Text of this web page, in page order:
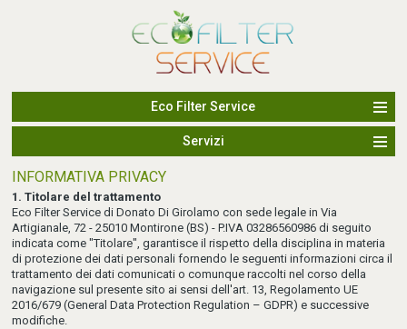
Eco Filter Service
Servizi
INFORMATIVA PRIVACY
1. Titolare del trattamento
Eco Filter Service di Donato Di Girolamo con sede legale in Via
Artigianale, 72 - 25010 Montirone (BS) - P.IVA 03286560986 di seguito
indicata come "Titolare", garantisce il rispetto della disciplina in materia
di protezione dei dati personali fornendo le seguenti informazioni circa il
trattamento dei dati comunicati o comunque raccolti nel corso della
navigazione sul presente sito ai sensi dell'art. 13, Regolamento UE
2016/679 (General Data Protection Regulation – GDPR) e successive
modifiche.